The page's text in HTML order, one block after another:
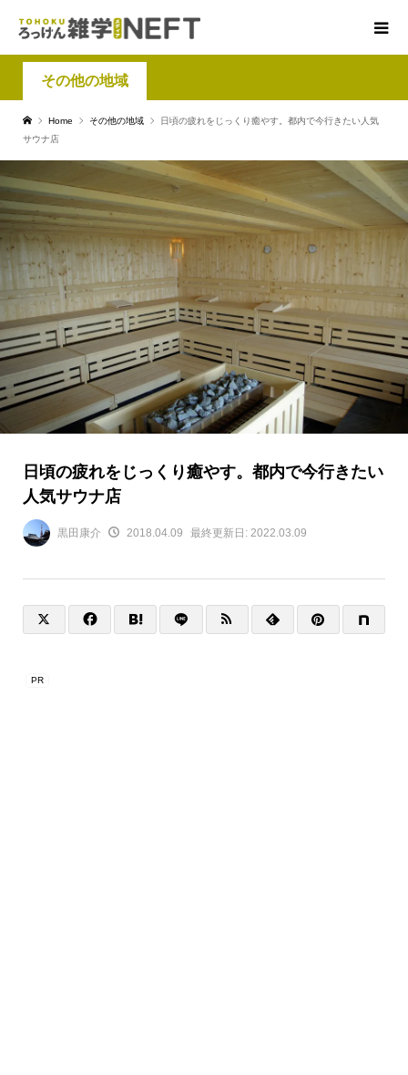
その他の地域
Home その他の地域
日頃の疲れをじっくり癒やす。都内で今行きたい人気
サウナ店
日頃の疲れをじっくり癒やす。都内で今行きたい
人気サウナ店
黒田康介 2018.04.09 最終更新日: 2022.03.09